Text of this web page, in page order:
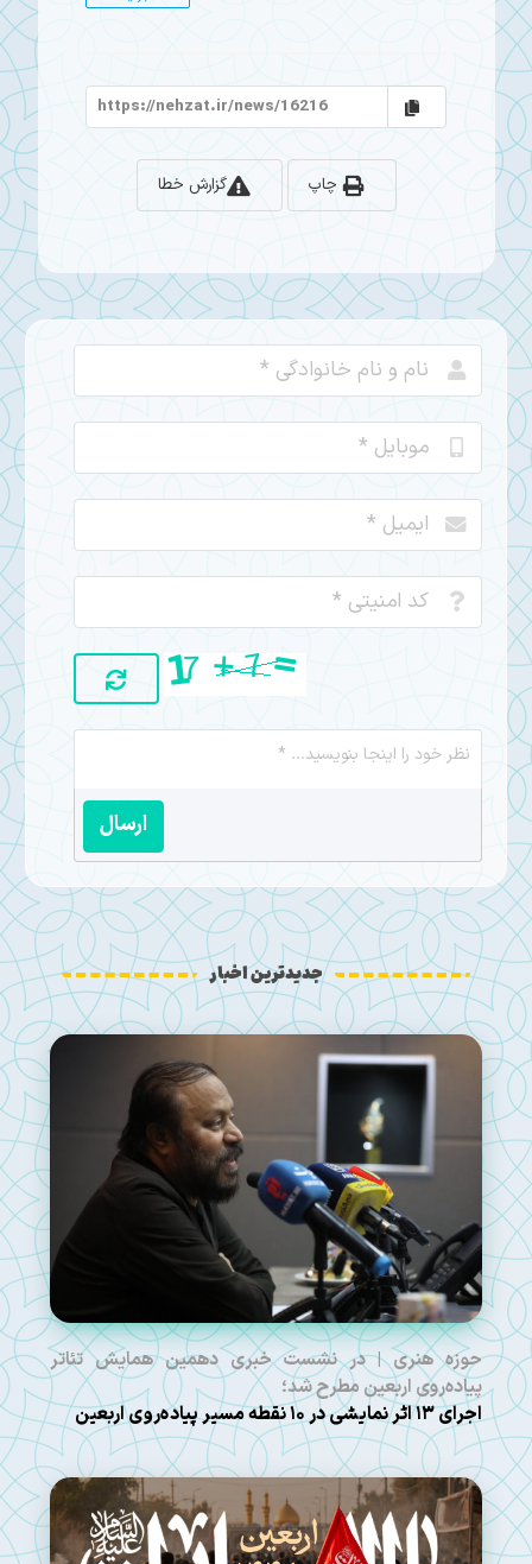
گزارش خطا چاپ
ارسال
جدیدترین اخبار
حوزه هنری | در نشست خبری دهمین همایش تئاتر
پیاده‌روی اربعین مطرح شد؛
اجرای ۱۳ اثر نمایشی در ۱۰ نقطه مسیر پیاده‌روی اربعین